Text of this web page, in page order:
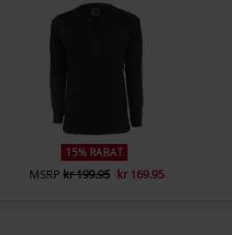
Send kommentar
15% RABAT
MSRP kr 199.95 kr 169.95